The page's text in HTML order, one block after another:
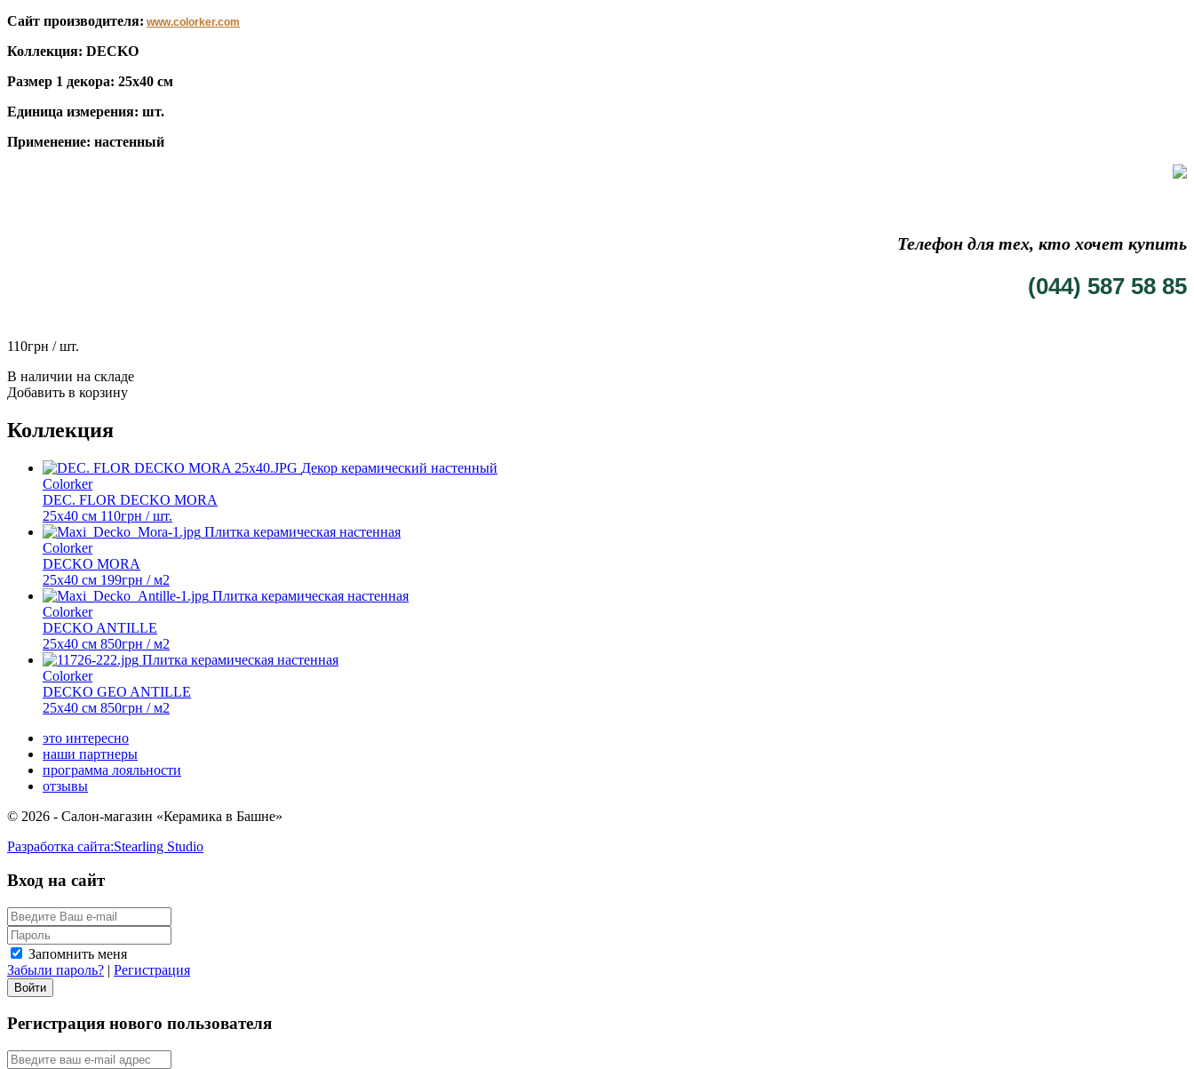
Сайт производителя: www.colorker.com
Коллекция: DECKO
Размер 1 декора: 25x40 см
Единица измерения: шт.
Применение: настенный
Телефон для тех, кто хочет купить
(044) 587 58 85
110грн / шт.
В наличии на складе
Добавить в корзину
Коллекция
Декор керамический настенный
Colorker
DEC. FLOR DECKO MORA
25x40 см 110грн / шт.
Плитка керамическая настенная
Colorker
DECKO MORA
25x40 см 199грн / м2
Плитка керамическая настенная
Colorker
DECKO ANTILLE
25x40 см 850грн / м2
Плитка керамическая настенная
Colorker
DECKO GEO ANTILLE
25x40 см 850грн / м2
это интересно
наши партнеры
программа лояльности
отзывы
© 2026 - Салон-магазин «Керамика в Башне»
Разработка сайта:Stearling Studio
Вход на сайт
Запомнить меня
Забыли пароль? | Регистрация
Регистрация нового пользователя